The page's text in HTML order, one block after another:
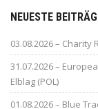
NEUESTE
03.08.2026 – Charity
31.07.2026 –
Elblag (POL)
01.08.2026 – Blue